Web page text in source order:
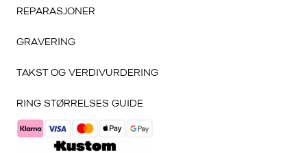
REPARASJONER
GRAVERING
TAKST OG VERDIVURDERING
RING STØRRELSES GUIDE